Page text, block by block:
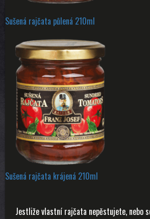
Sušená rajčata půlená 210ml
Sušená rajčata krájená 210ml
Jestliže vlastní rajčata nepěstujete, nebo